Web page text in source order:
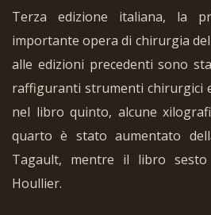
Terza edizione italiana, la
importante opera di chirurgia
alle edizioni precedenti sono
raffiguranti strumenti chirurgici
nel libro quinto, alcune
quarto è stato aumentato
Tagault, mentre il libro sesto
Houllier.